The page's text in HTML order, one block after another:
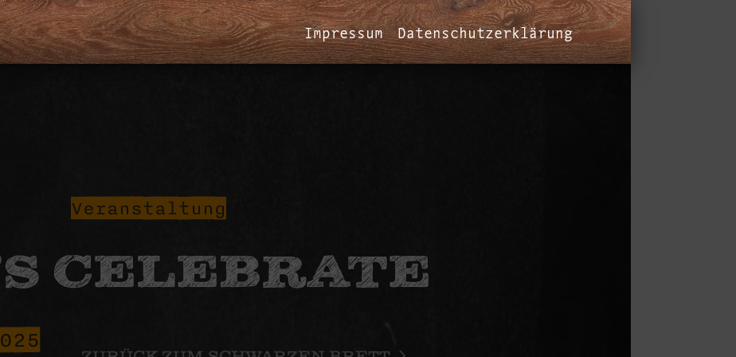
Impressum Datenschutzerklärung
Veranstaltung
CELEBRATE